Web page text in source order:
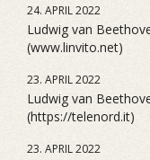
24. APRIL 2022
Ludwig van
(www.linvito.net)
23. APRIL 2022
Ludwig van
(https://telenord.it)
23. APRIL 2022